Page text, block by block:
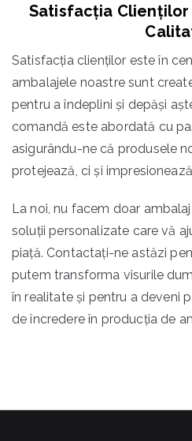
Satisfacția Clienților
Satisfacția clienților este în
ambalajele noastre sunt
pentru a îndeplini și depăși
comandă este abordată cu
asigurându-ne că produsele
protejează, ci și
La noi, nu facem doar
soluții personalizate care vă
piață. Contactați-ne astăzi
putem transforma visurile
în realitate și pentru a deveni
de încredere în producția de